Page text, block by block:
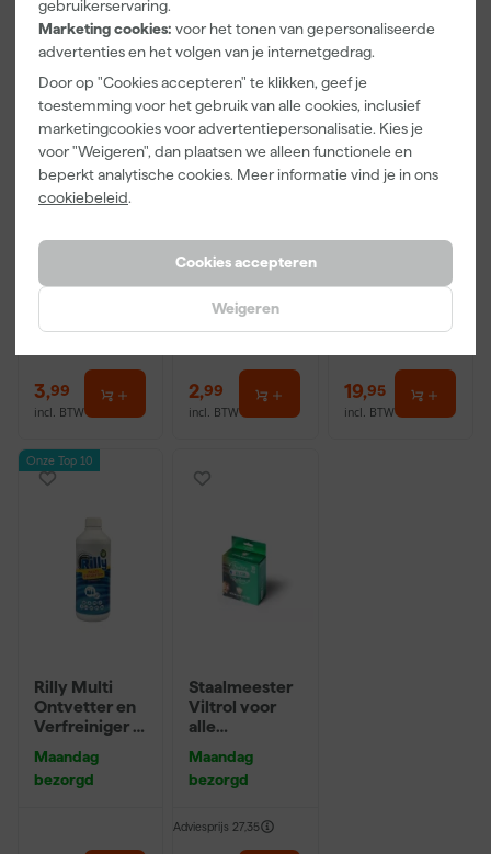
gebruikerservaring.
Marketing cookies: voor het tonen van gepersonaliseerde
advertenties en het volgen van je internetgedrag.
Door op "Cookies accepteren" te klikken, geef je
toestemming voor het gebruik van alle cookies, inclusief
marketingcookies voor advertentiepersonalisatie. Kies je
voor "Weigeren", dan plaatsen we alleen functionele en
beperkt analytische cookies. Meer informatie vind je in ons
cookiebeleid.
Cookies accepteren
Weigeren
Paintura
Washi tape -
Maandag
3,99
incl. BTW
Verfbak -
10cm Roller -
15 x 32 cm + 5
inzetbakken
bezorgd
2,99
incl. BTW
MICMEX set
19,95
incl. BTW
Onze Top 10
Rilly Multi
Ontvetter en
Verfreiniger –
Maandag
bezorgd
Staalmeester
Viltrol voor
alle
10cm (10st)
Maandag
bezorgd
Adviesprijs 27,35